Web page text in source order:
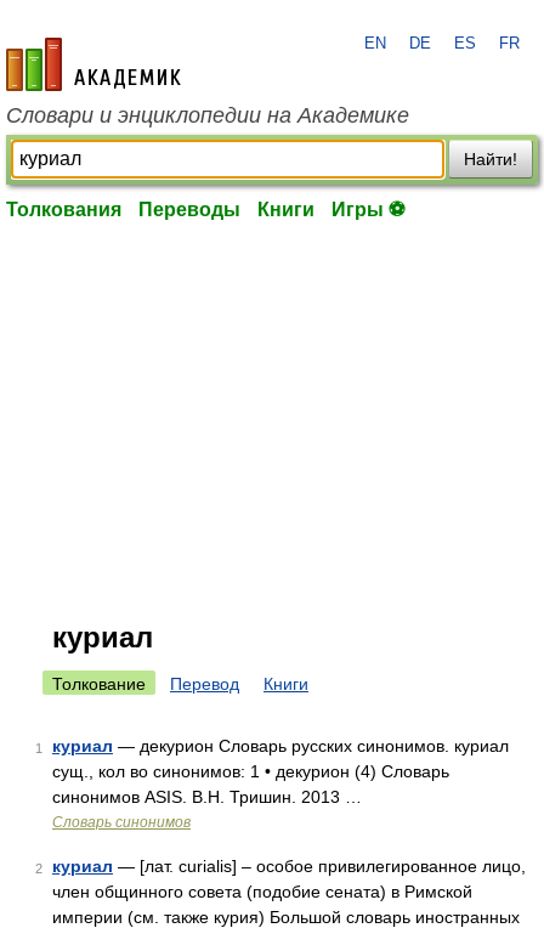
academic.ru
EN DE ES FR
Словари и энциклопедии на Академике
Найти!
Толкования Переводы Книги Игры ⚽
куриал
Толкование Перевод Книги
1 куриал — декурион Словарь русских синонимов. куриал
сущ., кол во синонимов: 1 • декурион (4) Словарь
синонимов ASIS. В.Н. Тришин. 2013 …
Словарь синонимов
2 куриал — [лат. curialis] – особое привилегированное лицо,
член общинного совета (подобие сената) в Римской
империи (см. также курия) Большой словарь иностранных